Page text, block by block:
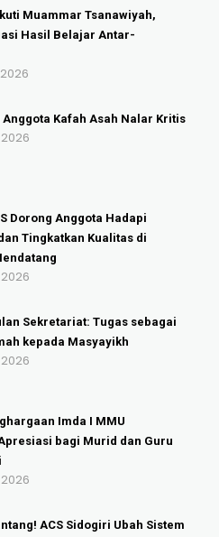
Muammar Tsanawiyah,
Hasil Belajar Antar-
Anggota Kafah Asah Nalar Kritis
2026
Dorong Anggota Hadapi
Tingkatkan Kualitas di
2026
Sekretariat: Tugas sebagai
kepada Masyayikh
2026
Imda I MMU
bagi Murid dan Guru
2026
ACS Sidogiri Ubah Sistem